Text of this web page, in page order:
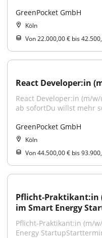
GreenPocket GmbH
Köln
Von 22.000,00 € bis
React Developer:in
React Developer:in (m/
ab sofortDu willst mehr
GreenPocket GmbH
Köln
Von 44.500,00 € bis
Pflicht-Praktikant:in
im Smart Energy
Pflicht-Praktikant:in (m/
Energy